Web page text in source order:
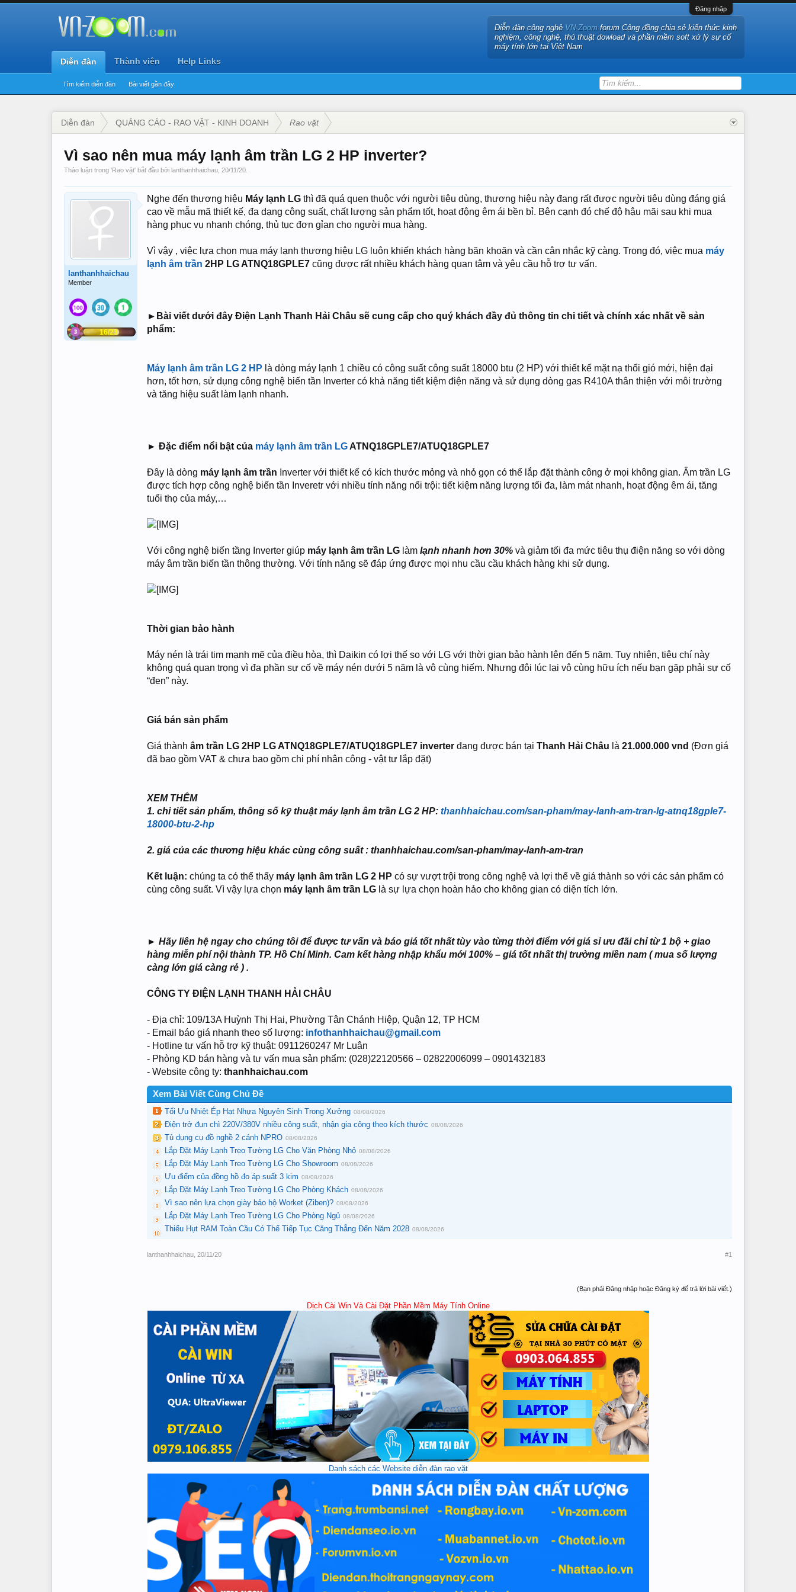
Đăng nhập
Diễn đàn công nghệ VN-Zoom forum Cộng đồng chia sẻ kiến thức kinh
nghiệm, công nghệ, thủ thuật dowload và phần mềm soft xử lý sự cố
máy tính lớn tại Việt Nam
Diễn đàn
Tìm kiếm diễn đàn Bài viết gần đây
Thành viên Help Links
Diễn đàn QUẢNG CÁO - RAO VẶT - KINH DOANH Rao vặt
Vì sao nên mua máy lạnh âm trần LG 2 HP inverter?
Thảo luận trong 'Rao vặt' bắt đầu bởi lanthanhhaichau 20/11/20
lanthanhhaichau
Member
16/23
Nghe đến thương hiệu Máy lạnh LG thì đã quá quen thuộc với người tiêu dùng, thương hiệu này đang rất được người tiêu dùng đáng giá
cao về mẫu mã thiết kế, đa dạng công suất, chất lượng sản phẩm tốt, hoạt động êm ái bền bỉ. Bên cạnh đó chế độ hậu mãi sau khi mua
hàng phục vụ nhanh chóng, thủ tục đơn gỉan cho người mua hàng.
Vì vậy , việc lựa chọn mua máy lạnh thương hiệu LG luôn khiến khách hàng băn khoăn và cần cân nhắc kỹ càng. Trong đó, việc mua máy
lạnh âm trần 2HP LG ATNQ18GPLE7 cũng được rất nhiều khách hàng quan tâm và yêu cầu hỗ trợ tư vấn.
►Bài viết dưới đây Điện Lạnh Thanh Hải Châu sẽ cung cấp cho quý khách đầy đủ thông tin chi tiết và chính xác nhất về sản
phẩm:
Máy lạnh âm trần LG 2 HP là dòng máy lạnh 1 chiều có công suất công suất 18000 btu (2 HP) với thiết kế mặt nạ thổi gió mới, hiện đại
hơn, tốt hơn, sử dụng công nghệ biến tần Inverter có khả năng tiết kiệm điện năng và sử dụng dòng gas R410A thân thiện với môi trường
và tăng hiệu suất làm lạnh nhanh.
► Đặc điểm nổi bật của máy lạnh âm trần LG ATNQ18GPLE7/ATUQ18GPLE7
Đây là dòng máy lạnh âm trần Inverter với thiết kế có kích thước mỏng và nhỏ gọn có thể lắp đặt thành công ở mọi không gian. Âm trần LG
được tích hợp công nghệ biến tần Inveretr với nhiều tính năng nổi trội: tiết kiệm năng lượng tối đa, làm mát nhanh, hoạt động êm ái, tăng
tuổi thọ của máy,…
Với công nghệ biến tầng Inverter giúp máy lạnh âm trần LG làm lạnh nhanh hơn 30% và giảm tối đa mức tiêu thụ điện năng so với dòng
máy âm trần biến tần thông thường. Với tính năng sẽ đáp ứng được mọi nhu cầu cầu khách hàng khi sử dụng.
Thời gian bảo hành
Máy nén là trái tim mạnh mẽ của điều hòa, thì Daikin có lợi thế so với LG với thời gian bảo hành lên đến 5 năm. Tuy nhiên, tiêu chí này
không quá quan trọng vì đa phần sự cố về máy nén dưới 5 năm là vô cùng hiếm. Nhưng đôi lúc lại vô cùng hữu ích nếu bạn gặp phải sự cố
“đen” này.
Giá bán sản phẩm
Giá thành âm trần LG 2HP LG ATNQ18GPLE7/ATUQ18GPLE7 inverter đang được bán tại Thanh Hải Châu là 21.000.000 vnd (Đơn giá
đã bao gồm VAT & chưa bao gồm chi phí nhân công - vật tư lắp đặt)
XEM THÊM
1. chi tiết sản phẩm, thông số kỹ thuật máy lạnh âm trần LG 2 HP: thanhhaichau.com/san-pham/may-lanh-am-tran-lg-atnq18gple7-
18000-btu-2-hp
2. giá của các thương hiệu khác cùng công suất : thanhhaichau.com/san-pham/may-lanh-am-tran
Kết luận: chúng ta có thể thấy máy lạnh âm trần LG 2 HP có sự vượt trội trong công nghệ và lợi thế về giá thành so với các sản phẩm có
cùng công suất. Vì vậy lựa chọn máy lạnh âm trần LG là sự lựa chọn hoàn hảo cho không gian có diện tích lớn.
► Hãy liên hệ ngay cho chúng tôi để được tư vấn và báo giá tốt nhất tùy vào từng thời điểm với giá sỉ ưu đãi chỉ từ 1 bộ + giao
hàng miễn phí nội thành TP. Hồ Chí Minh. Cam kết hàng nhập khẩu mới 100% – giá tốt nhất thị trường miền nam ( mua số lượng
càng lớn giá càng rẻ ) .
CÔNG TY ĐIỆN LẠNH THANH HẢI CHÂU
- Địa chỉ: 109/13A Huỳnh Thị Hai, Phường Tân Chánh Hiệp, Quận 12, TP HCM
- Email báo giá nhanh theo số lượng: infothanhhaichau@gmail.com
- Hotline tư vấn hỗ trợ kỹ thuật: 0911260247 Mr Luân
- Phòng KD bán hàng và tư vấn mua sản phẩm: (028)22120566 – 02822006099 – 0901432183
- Website công ty: thanhhaichau.com
Xem Bài Viết Cùng Chủ Đề
Tối Ưu Nhiệt Ép Hạt Nhựa Nguyên Sinh Trong Xưởng 08/08/2026
Điện trở đun chì 220V/380V nhiều công suất, nhận gia công theo kích thước 08/08/2026
Tủ dụng cụ đồ nghề 2 cánh NPRO 08/08/2026
Lắp Đặt Máy Lạnh Treo Tường LG Cho Văn Phòng Nhỏ 08/08/2026
Lắp Đặt Máy Lạnh Treo Tường LG Cho Showroom 08/08/2026
Ưu điểm của đồng hồ đo áp suất 3 kim 08/08/2026
Lắp Đặt Máy Lạnh Treo Tường LG Cho Phòng Khách 08/08/2026
Vì sao nên lựa chọn giày bảo hộ Worket (Ziben)? 08/08/2026
Lắp Đặt Máy Lạnh Treo Tường LG Cho Phòng Ngủ 08/08/2026
Thiếu Hụt RAM Toàn Cầu Có Thể Tiếp Tục Căng Thẳng Đến Năm 2028 08/08/2026
lanthanhhaichau 20/11/20 #1
(Bạn phải Đăng nhập hoặc Đăng ký để trả lời bài viết.)
Dịch Cài Win Và Cài Đặt Phần Mềm Máy Tính Online
Danh sách các Website diễn đàn rao vặt